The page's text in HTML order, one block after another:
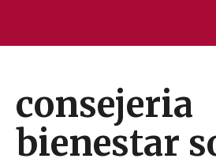
consejeria
bienestar